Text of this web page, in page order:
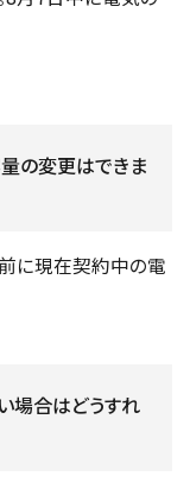
の変更はできま
に現在契約中の電
場合はどうすれ